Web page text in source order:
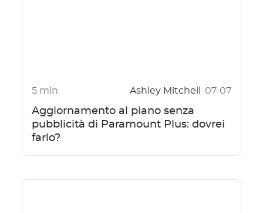
5 min. Ashley Mitchell 07-07
Aggiornamento al piano senza
pubblicità di Paramount Plus: dovrei
farlo?